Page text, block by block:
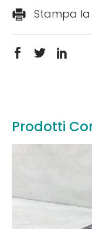
Stampa
Prodotti